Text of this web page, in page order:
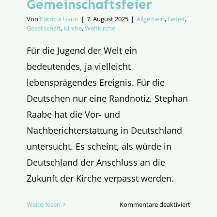
Gemeinschaftsfeier
Von Patricia Haun | 7. August 2025 | Allgemein,Gebet,
Gesellschaft, Kirche,Weltkirche
Für die Jugend der Welt ein
bedeutendes, ja vielleicht
lebensprägendes Ereignis. Für die
Deutschen nur eine Randnotiz. Stephan
Raabe hat die Vor- und
Nachberichterstattung in Deutschland
untersucht. Es scheint, als würde in
Deutschland der Anschluss an die
Zukunft der Kirche verpasst werden.
Weiterlesen Kommentare deaktiviertfür